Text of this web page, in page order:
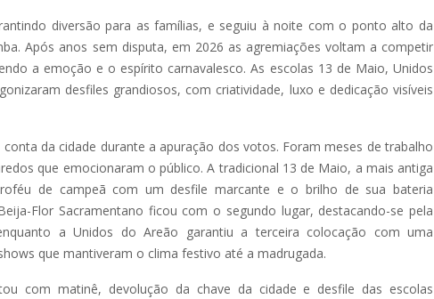
diversão para as famílias, e seguiu à noite com o ponto alto da
Após anos sem disputa, em 2026 as agremiações voltam a competir
a emoção e o espírito carnavalesco. As escolas 13 de Maio, Unidos
desfiles grandiosos, com criatividade, luxo e dedicação visíveis
da cidade durante a apuração dos votos. Foram meses de trabalho
que emocionaram o público. A tradicional 13 de Maio, a mais antiga
de campeã com um desfile marcante e o brilho de sua bateria
Flor Sacramentano ficou com o segundo lugar, destacando-se pela
a Unidos do Areão garantiu a terceira colocação com uma
que mantiveram o clima festivo até a madrugada.
com matinê, devolução da chave da cidade e desfile das escolas